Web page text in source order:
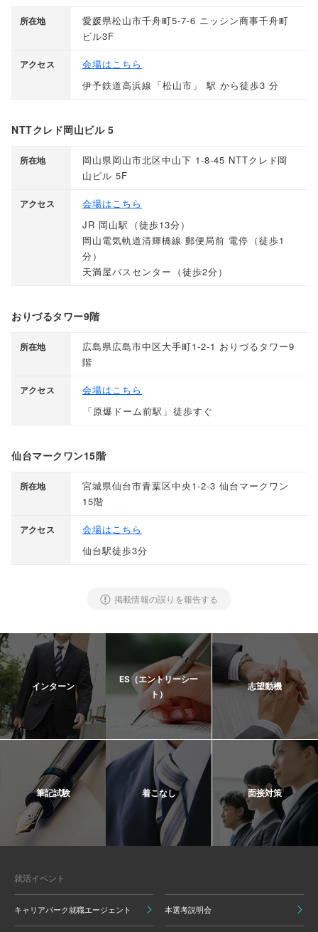
所在地
愛媛県松山市千舟町5-7-6 ニッシン商事千舟町
ビル3F
アクセス
会場はこちら
伊予鉄道高浜線 「松山市 」 駅 から徒歩3 分
NTTクレド岡山ビル 5
所在地
岡山県岡山市北区中山下 1-8-45 NTTクレド岡
山ビル 5F
アクセス
会場はこちら
JR 岡山駅 （徒歩13分 ）
岡山電気軌道清輝橋線 郵便局前 電停 （徒歩1
分 ）
天満屋バスセンター （徒歩2分 ）
おりづるタワー9階
所在地
広島県広島市中区大手町1-2-1 おりづるタワー9
階
アクセス
会場はこちら
「原爆ドーム前駅 」 徒歩すぐ
仙台マークワン15階
所在地
宮城県仙台市青葉区中央1-2-3 仙台マークワン
15階
アクセス
会場はこちら
仙台駅徒歩3分
掲載情報の誤りを報告する
インターン
ES（エントリーシー
ト）
志望動機
筆記試験 着こなし 面接対策
就活イベント
キャリアパーク就職エージェント 本選考説明会